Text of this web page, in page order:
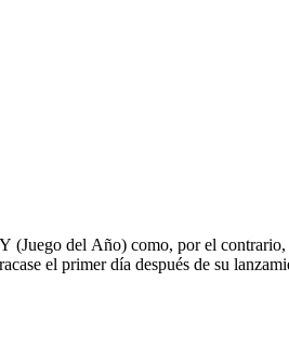
(Juego del Año) como, por el
el primer día después de su